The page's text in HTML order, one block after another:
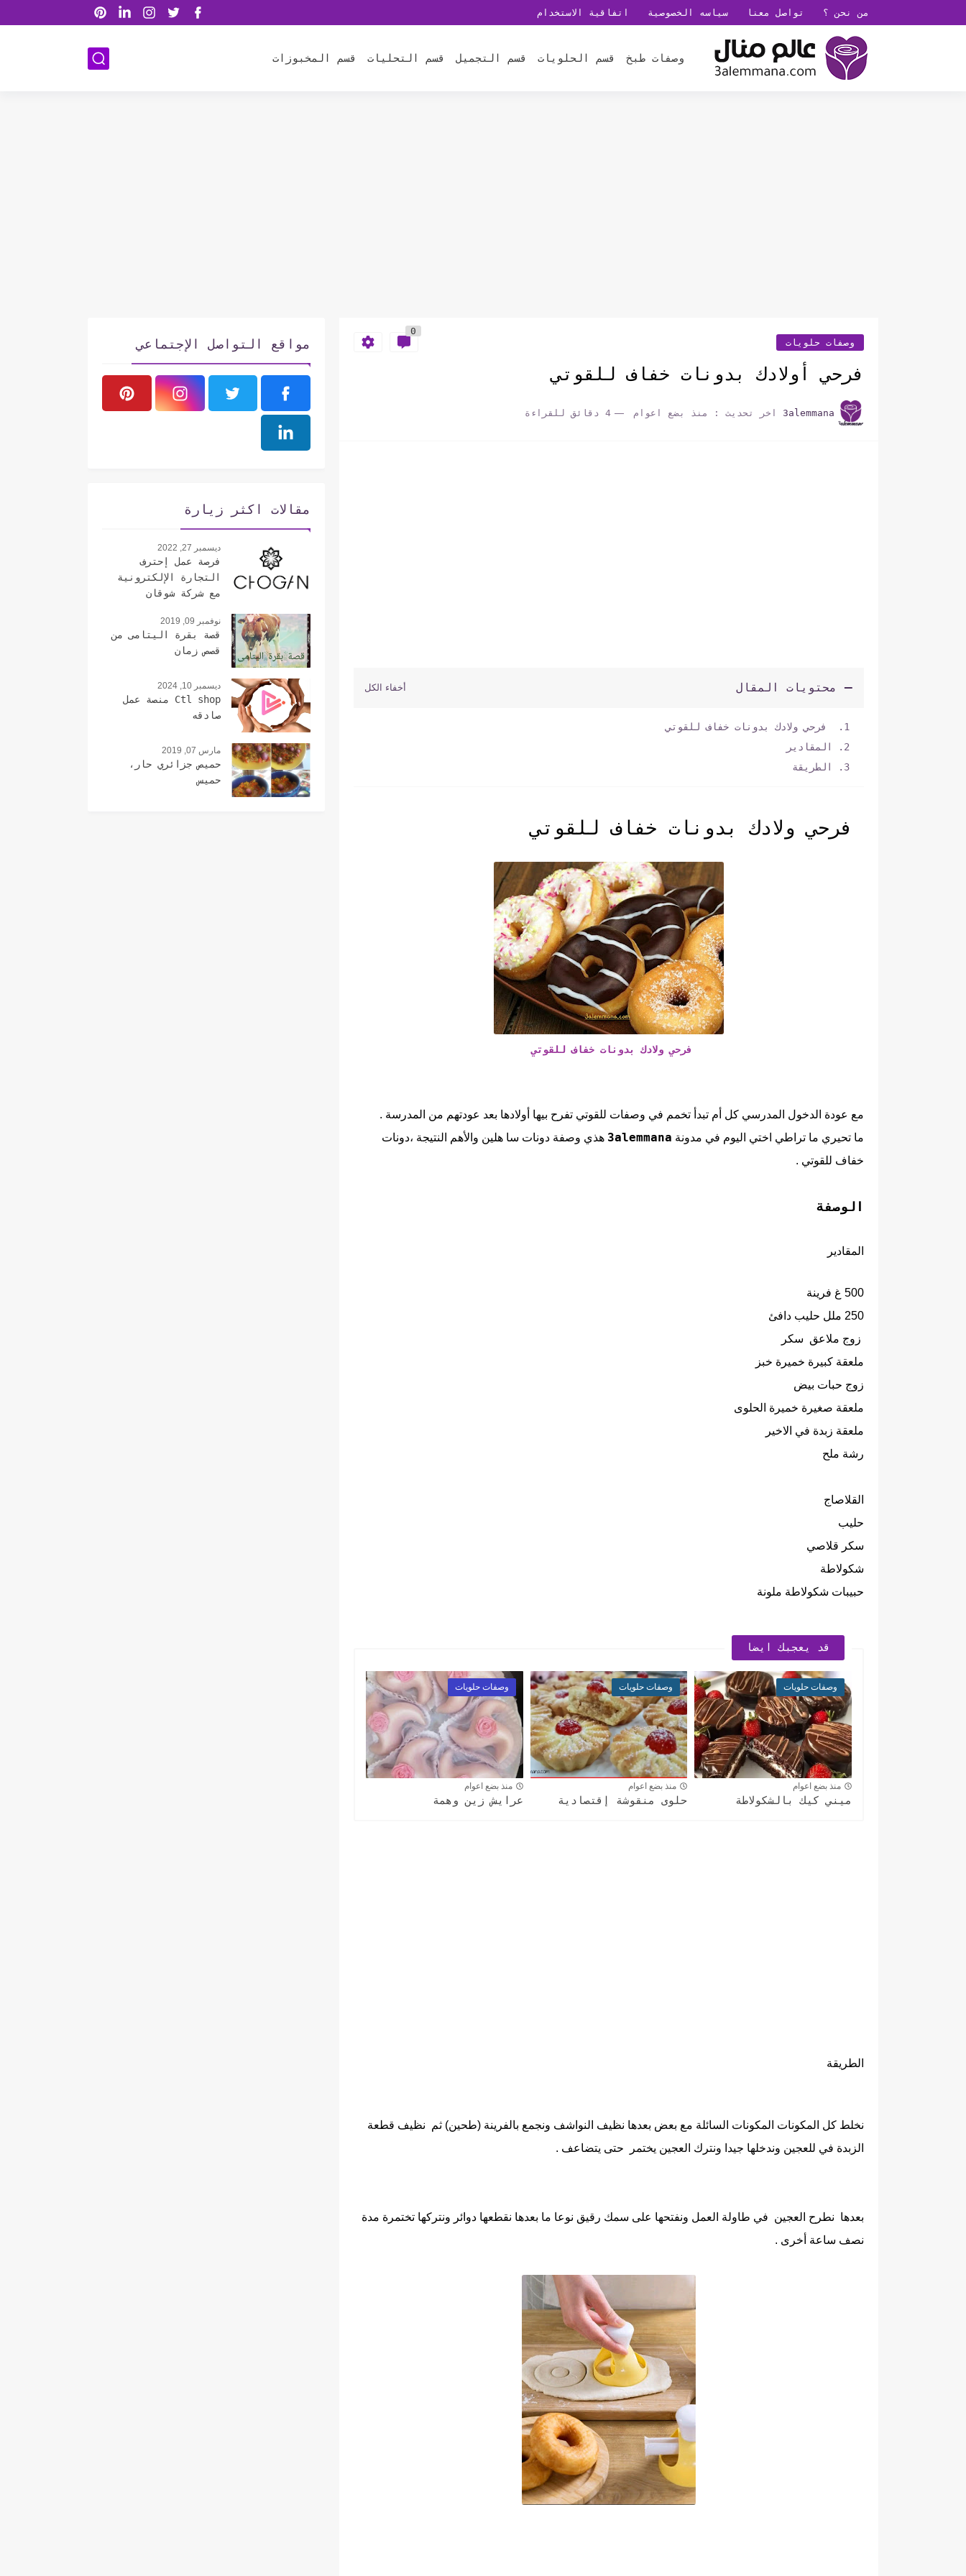
من نحن ؟ تواصل معنا سياسه الخصوصية اتفاقية الاستخدام
وصفات طبخ قسم الحلويات قسم التجميل قسم التحليات قسم المخبوزات
وصفات حلويات
0
فرحي أولادك بدونات خفاف للقوتي
3alemmana اخر تحديث : منذ بضع اعوام 4 دقائق للقراءة
محتويات المقال
فرحي ولادك بدونات خفاف للقوتي
المقادير
الطريقة
فرحي ولادك بدونات خفاف للقوتي
فرحي ولادك بدونات خفاف للقوتي
مع عودة الدخول المدرسي كل أم تبدأ تخمم في وصفات للقوتي تفرح بيها أولادها بعد عودتهم من المدرسة .
ما تحيري ما تراطي اختي اليوم في مدونة 3alemmana هذي وصفة دونات سا هلين والأهم النتيجة ،دونات
خفاف للقوتي .
الوصفة
المقادير
500 غ فرينة
250 ملل حليب دافئ
زوج ملاعق سكر
ملعقة كبيرة خميرة خبز
زوج حبات بيض
ملعقة صغيرة خميرة الحلوى
ملعقة زبدة في الاخير
رشة ملح
القلاصاج
حليب
سكر قلاصي
شكولاطة
حبيبات شكولاطة ملونة
قد يعجبك ايضا
وصفات حلويات
منذ بضع اعوام
ميني كيك بالشكولاطة
وصفات حلويات
منذ بضع اعوام
حلوى منقوشة إقتصادية
وصفات حلويات
منذ بضع اعوام
عرايش زين وهمة
الطريقة
نخلط كل المكونات المكونات السائلة مع بعض بعدها نظيف النواشف ونجمع بالفرينة (طحين) ثم نظيف قطعة
الزبدة في للعجين وندخلها جيدا ونترك العجين يختمر حتى يتضاعف .
بعدها نطرح العجين في طاولة العمل ونفتحها على سمك رقيق نوعا ما بعدها نقطعها دوائر ونتركها تختمرة مدة
نصف ساعة أخرى .
مواقع التواصل الإجتماعي
مقالات اكثر زيارة
ديسمبر 27, 2022
فرصة عمل إحترف
التجارة الإلكترونية
مع شركة شوقان
نوفمبر 09, 2019
قصة بقرة اليتامى من
قصص زمان
ديسمبر 10, 2024
Ctl shop منصة عمل
صادقه
مارس 07, 2019
حميص جزائري حار،
حميس